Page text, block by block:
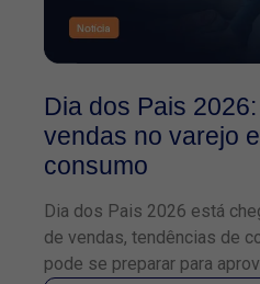
Dia dos Pais
vendas no varejo
consumo
Dia dos Pais 2026 está
de vendas, tendências de
pode se preparar para